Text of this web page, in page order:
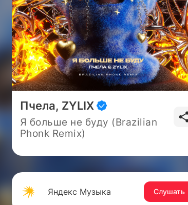
Пчела, ZYLIX
Я больше не буду (Brazilian
Phonk Remix)
Яндекс Музыка Слушать